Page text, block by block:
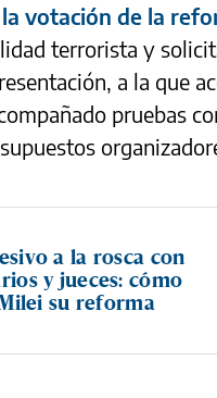
la votación de la
terrorista y
a la que
pruebas
a la rosca con
y jueces: cómo
su reforma